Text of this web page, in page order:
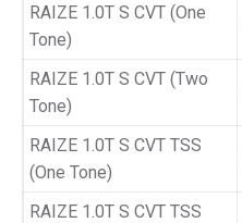
RAIZE 1.0T S CVT (One
Tone)
RAIZE 1.0T S CVT (Two
Tone)
RAIZE 1.0T S CVT TSS
(One Tone)
RAIZE 1.0T S CVT TSS